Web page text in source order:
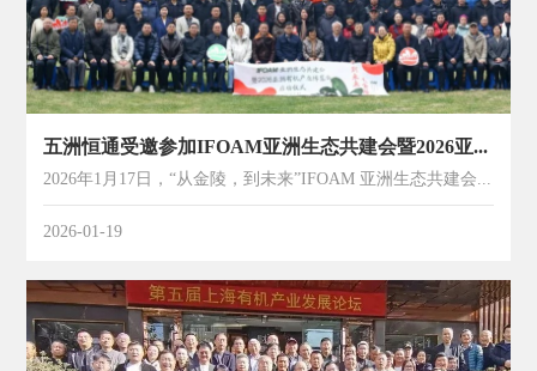
五洲恒通受邀参加IFOAM亚洲生态共建会暨2026亚洲有机产业博览会启动仪式
2026-01-19